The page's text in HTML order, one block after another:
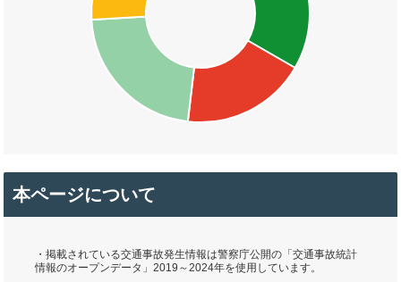
本ページについて
・掲載されている交通事故発生情報は警察庁公開の「交通事故統計
情報のオープンデータ」2019～2024年を使用しています。